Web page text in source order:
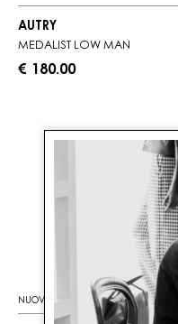
AUTRY
MEDALIST LOW MAN
€ 180.00
NUOVI ARRIVI